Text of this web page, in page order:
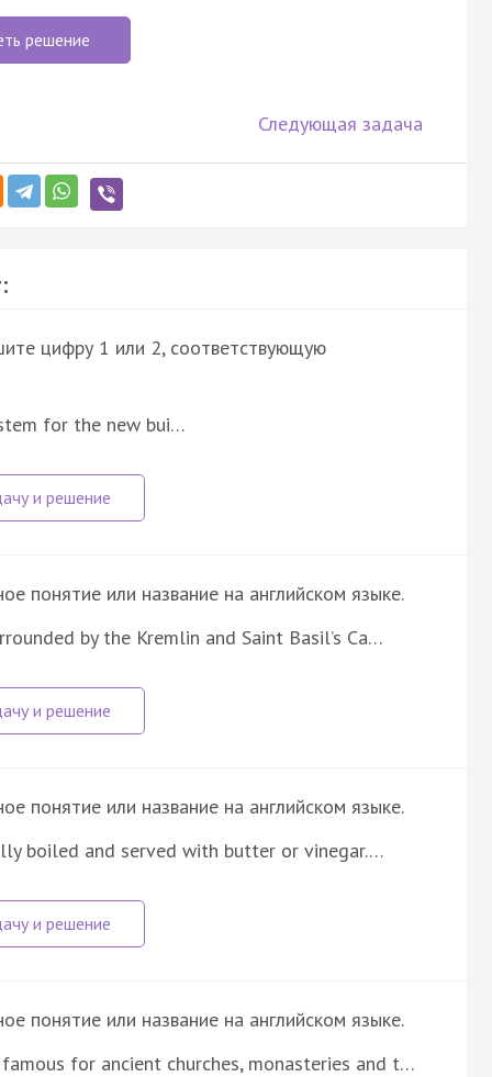
решение
Следующая задача
цифру 1 или 2, соответствующую
for the new bui…
понятие или название на английском языке.
by the Kremlin and Saint Basil’s Ca…
понятие или название на английском языке.
boiled and served with butter or vinegar.…
понятие или название на английском языке.
for ancient churches, monasteries and t…